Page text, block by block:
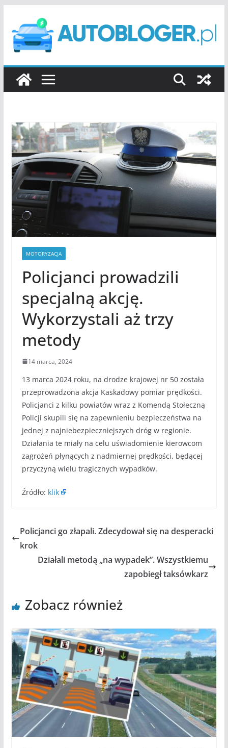
treści
MOTORYZACJA
Policjanci prowadzili
specjalną akcję.
Wykorzystali aż trzy
metody
14 marca, 2024
13 marca 2024 roku, na drodze krajowej nr 50 została
przeprowadzona akcja Kaskadowy pomiar prędkości.
Policjanci z kilku powiatów wraz z Komendą Stołeczną
Policji skupili się na zapewnieniu bezpieczeństwa na
jednej z najniebezpieczniejszych dróg w regionie.
Działania te miały na celu uświadomienie kierowcom
zagrożeń płynących z nadmiernej prędkości, będącej
przyczyną wielu tragicznych wypadków.
Źródło: klik
Policjanci go złapali. Zdecydował się na desperacki
krok
Działali metodą „na wypadek”. Wszystkiemu
zapobiegł taksówkarz
Zobacz również